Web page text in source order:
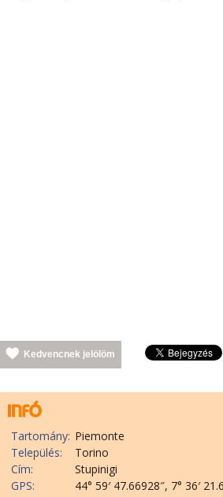
Kedvencnek jelölöm
Tartomány: Piemonte
Település:
Torino
Cím:
Stupinigi
GPS:
44° 59′ 47.66928″, 7° 36′